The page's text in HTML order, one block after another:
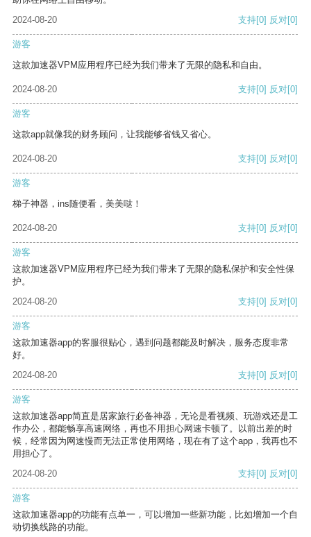
2024-08-20
支持[0] 反对[0]
游客
这款加速器VPM应用程序已经为我们带来了无限的隐私和自由。
2024-08-20 支持[0] 反对[0]
游客
这款app就像我的财务顾问，让我能够省钱又省心。
2024-08-20 支持[0] 反对[0]
游客
梯子神器，ins随便看，美美哒！
2024-08-20 支持[0] 反对[0]
游客
这款加速器VPM应用程序已经为我们带来了无限的隐私保护和安全性保
护。
2024-08-20
支持[0] 反对[0]
游客
这款加速器app的客服很贴心，遇到问题都能及时解决，服务态度非常
好。
2024-08-20
支持[0] 反对[0]
游客
这款加速器app简直是居家旅行必备神器，无论是看视频、玩游戏还是工
作办公，都能畅享高速网络，再也不用担心网速卡顿了。以前出差的时
候，经常因为网速慢而无法正常使用网络，现在有了这个app，我再也不
用担心了。
2024-08-20
支持[0] 反对[0]
游客
这款加速器app的功能有点单一，可以增加一些新功能，比如增加一个自
动切换线路的功能。